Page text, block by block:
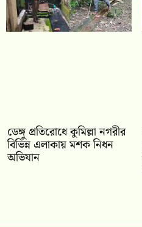
ডেঙ্গু প্রতিরোধে কুমিল্লা নগরীর
বিভিন্ন এলাকায় মশক নিধন
অভিযান